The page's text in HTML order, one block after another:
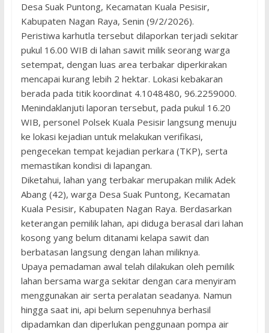
Desa Suak Puntong, Kecamatan Kuala Pesisir,
Kabupaten Nagan Raya, Senin (9/2/2026).
Peristiwa karhutla tersebut dilaporkan terjadi sekitar
pukul 16.00 WIB di lahan sawit milik seorang warga
setempat, dengan luas area terbakar diperkirakan
mencapai kurang lebih 2 hektar. Lokasi kebakaran
berada pada titik koordinat 4.1048480, 96.2259000.
Menindaklanjuti laporan tersebut, pada pukul 16.20
WIB, personel Polsek Kuala Pesisir langsung menuju
ke lokasi kejadian untuk melakukan verifikasi,
pengecekan tempat kejadian perkara (TKP), serta
memastikan kondisi di lapangan.
Diketahui, lahan yang terbakar merupakan milik Adek
Abang (42), warga Desa Suak Puntong, Kecamatan
Kuala Pesisir, Kabupaten Nagan Raya. Berdasarkan
keterangan pemilik lahan, api diduga berasal dari lahan
kosong yang belum ditanami kelapa sawit dan
berbatasan langsung dengan lahan miliknya.
Upaya pemadaman awal telah dilakukan oleh pemilik
lahan bersama warga sekitar dengan cara menyiram
menggunakan air serta peralatan seadanya. Namun
hingga saat ini, api belum sepenuhnya berhasil
dipadamkan dan diperlukan penggunaan pompa air